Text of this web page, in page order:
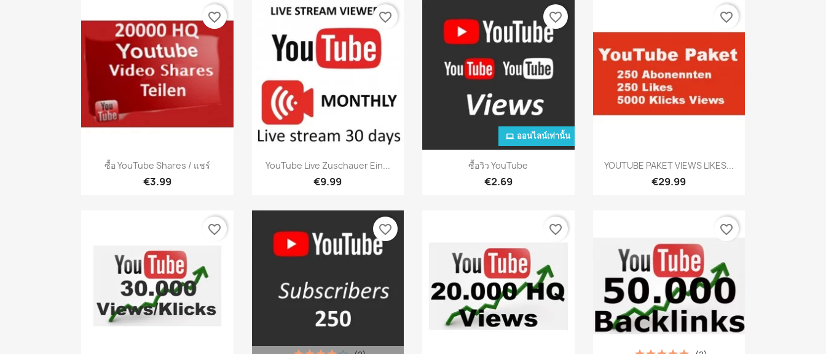
เปิดหน้าต่างย่อ
ซื้อ YouTube Shares / แชร์
€3.99
favorite_border
 เปิดหน้าต่างย่อ
YouTube Live Zuschauer Ein...
€9.99
favorite_border
เปิดหน้าต่างย่อ
ซื้อวิว YouTube
€2.69
ออนไลน์เท่านั้น
favorite_border
 เปิดหน้าต่างย่อ
YOUTUBE PAKET VIEWS LIKES...
€29.99
favorite_border
favorite_border favorite_border favorite_border favorite_border